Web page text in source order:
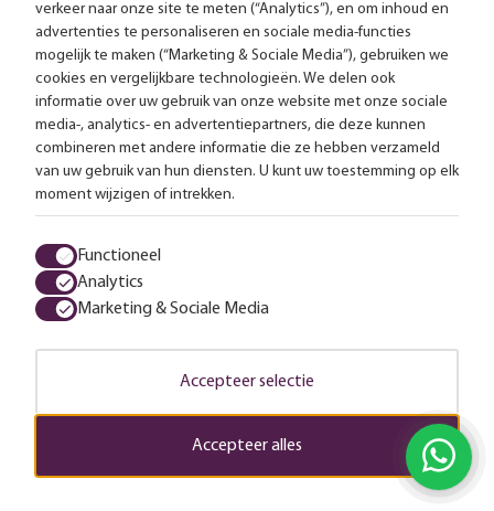
Gratis bezorging vanaf 99,-
Advies op maat
Meer dan 25.000 lampen op voorraad
4.57 uit 2853 reviews
Algemene voorwaarden
verkeer naar onze site te meten (“Analytics”), en om inhoud en
advertenties te personaliseren en sociale media-functies
mogelijk te maken (“Marketing & Sociale Media”), gebruiken we
cookies en vergelijkbare technologieën. We delen ook
informatie over uw gebruik van onze website met onze sociale
media-, analytics- en advertentiepartners, die deze kunnen
combineren met andere informatie die ze hebben verzameld
van uw gebruik van hun diensten. U kunt uw toestemming op elk
moment wijzigen of intrekken.
Functioneel
Analytics
Marketing & Sociale Media
Accepteer selectie
Accepteer alles